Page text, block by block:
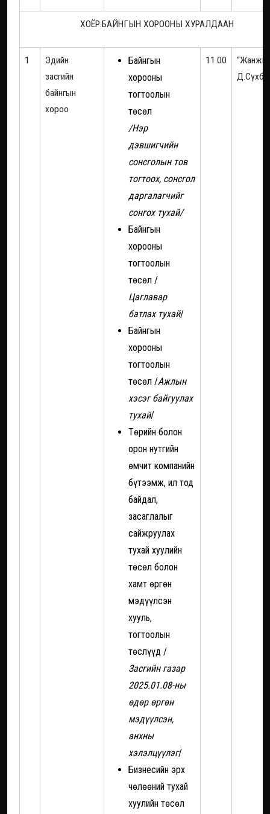
ХОЁР.БАЙНГЫН ХОРООНЫ ХУРАЛДААН
1
Эдийн
засгийн
байнгын
хороо
Байнгын
хорооны
тогтоолын
төсөл
/Нэр
дэвшигчийн
сонсголын тов
тогтоох, сонсгол
даргалагчийг
сонгох тухай/
Байнгын
хорооны
тогтоолын
төсөл /
Цаглавар
батлахтухай/
Байнгын
хорооны
тогтоолын
төсөл /Ажлын
хэсэг байгуулах
тухай/
Төрийн болон
орон нутгийн
өмчит компанийн
бүтээмж, ил тод
байдал,
засаглалыг
сайжруулах
тухай хуулийн
төсөл болон
хамт өргөн
мэдүүлсэн
хууль,
тогтоолын
төслүүд /
Засгийн газар
2025.01.08-ны
өдөр өргөн
мэдүүлсэн,
анхны
хэлэлцүүлэг/
Бизнесийн эрх
чөлөөний тухай
хуулийн төсөл
11.00
“Жанжин